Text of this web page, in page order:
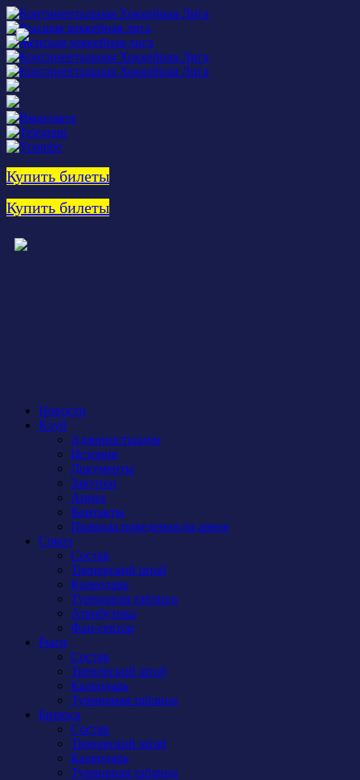
Купить билеты
Купить билеты
Новости
Клуб
Администрация
История
Документы
Закупки
Арена
Контакты
Правила поведения на арене
Сокол
Состав
Тренерский штаб
Календарь
Турнирная таблица
Атрибутика
Фан-сектор
Рыси
Состав
Тренерский штаб
Календарь
Турнирная таблица
Бирюса
Состав
Тренерский штаб
Календарь
Турнирная таблица